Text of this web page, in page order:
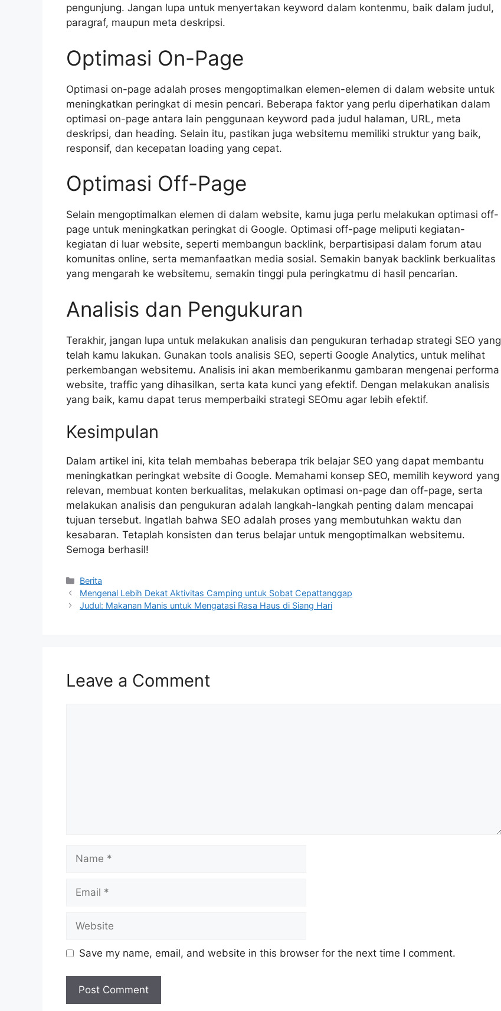
pengunjung. Jangan lupa untuk menyertakan keyword dalam kontenmu, baik dalam judul,
paragraf, maupun meta deskripsi.
Optimasi On-Page
Optimasi on-page adalah proses mengoptimalkan elemen-elemen di dalam website untuk
meningkatkan peringkat di mesin pencari. Beberapa faktor yang perlu diperhatikan dalam
optimasi on-page antara lain penggunaan keyword pada judul halaman, URL, meta
deskripsi, dan heading. Selain itu, pastikan juga websitemu memiliki struktur yang baik,
responsif, dan kecepatan loading yang cepat.
Optimasi Off-Page
Selain mengoptimalkan elemen di dalam website, kamu juga perlu melakukan optimasi off-
page untuk meningkatkan peringkat di Google. Optimasi off-page meliputi kegiatan-
kegiatan di luar website, seperti membangun backlink, berpartisipasi dalam forum atau
komunitas online, serta memanfaatkan media sosial. Semakin banyak backlink berkualitas
yang mengarah ke websitemu, semakin tinggi pula peringkatmu di hasil pencarian.
Analisis dan Pengukuran
Terakhir, jangan lupa untuk melakukan analisis dan pengukuran terhadap strategi SEO yang
telah kamu lakukan. Gunakan tools analisis SEO, seperti Google Analytics, untuk melihat
perkembangan websitemu. Analisis ini akan memberikanmu gambaran mengenai performa
website, traffic yang dihasilkan, serta kata kunci yang efektif. Dengan melakukan analisis
yang baik, kamu dapat terus memperbaiki strategi SEOmu agar lebih efektif.
Kesimpulan
Dalam artikel ini, kita telah membahas beberapa trik belajar SEO yang dapat membantu
meningkatkan peringkat website di Google. Memahami konsep SEO, memilih keyword yang
relevan, membuat konten berkualitas, melakukan optimasi on-page dan off-page, serta
melakukan analisis dan pengukuran adalah langkah-langkah penting dalam mencapai
tujuan tersebut. Ingatlah bahwa SEO adalah proses yang membutuhkan waktu dan
kesabaran. Tetaplah konsisten dan terus belajar untuk mengoptimalkan websitemu.
Semoga berhasil!
Categories
Berita
Mengenal Lebih Dekat Aktivitas Camping untuk Sobat Cepattanggap
Judul: Makanan Manis untuk Mengatasi Rasa Haus di Siang Hari
Leave a Comment
Name
Email
Website
Save my name, email, and website in this browser for the next time I comment.